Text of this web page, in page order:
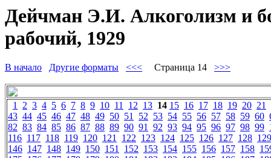
Дейчман Э.И. Алкоголизм и
рабочий, 1929
В начало Другие форматы <<< Страница 14 >>>
1 2 3 4 5 6 7 8 9 10 11 12 13 14 15 16 17 18 19 20 21
43 44 45 46 47 48 49 50 51 52 53 54 55 56 57 58 59 60
82 83 84 85 86 87 88 89 90 91 92 93 94 95 96 97 98 99
116 117 118 119 120 121 122 123 124 125 126 127 128 129
146 147 148 149 150 151 152 153 154 155 156 157 158